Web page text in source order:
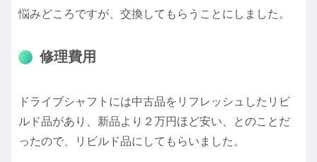
悩みどころですが、交換してもらうことにしました。
修理費用
ドライブシャフトには中古品をリフレッシュしたリビ
ルド品があり、新品より２万円ほど安い、とのことだ
ったので、リビルド品にしてもらいました。